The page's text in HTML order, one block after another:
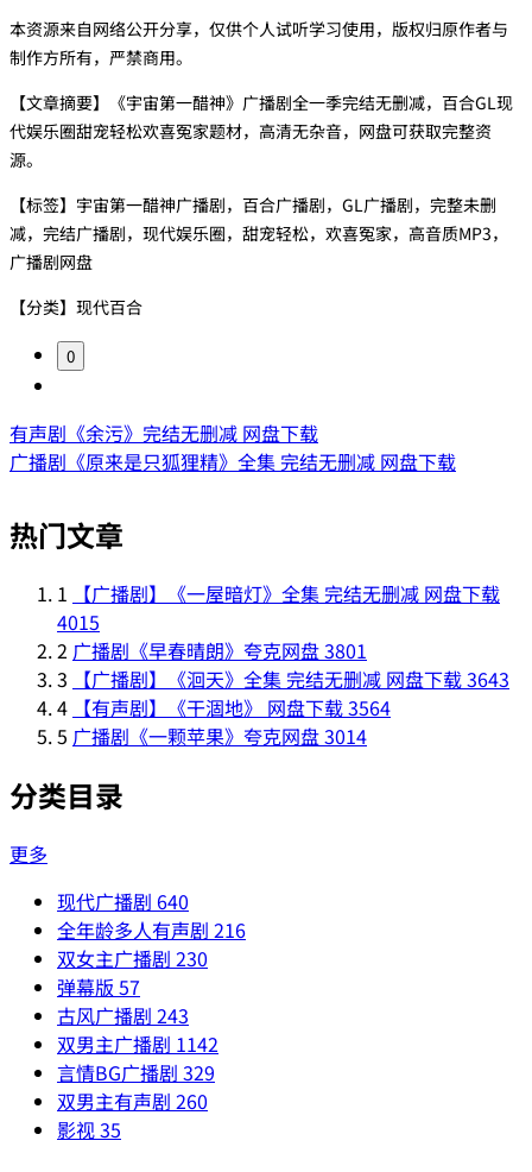
本资源来自网络公开分享，仅供个人试听学习使用，版权归原作者与
制作方所有，严禁商用。
【文章摘要】《宇宙第一醋神》广播剧全一季完结无删减，百合GL现
代娱乐圈甜宠轻松欢喜冤家题材，高清无杂音，网盘可获取完整资
源。
【标签】宇宙第一醋神广播剧，百合广播剧，GL广播剧，完整未删
减，完结广播剧，现代娱乐圈，甜宠轻松，欢喜冤家，高音质MP3，
广播剧网盘
【分类】现代百合
0
有声剧《余污》完结无删减 网盘下载
广播剧《原来是只狐狸精》全集 完结无删减 网盘下载
热门文章
1
【广播剧】《一屋暗灯》全集 完结无删减 网盘下载
4015
2 广播剧《早春晴朗》夸克网盘3801
3
【广播剧】《洄天》全集 完结无删减 网盘下载3643
4 【有声剧】《干涸地》 网盘下载3564
5 广播剧《一颗苹果》夸克网盘3014
分类目录
更多
现代广播剧 640
全年龄多人有声剧 216
双女主广播剧 230
弹幕版 57
古风广播剧 243
双男主广播剧 1142
言情BG广播剧 329
双男主有声剧 260
影视35